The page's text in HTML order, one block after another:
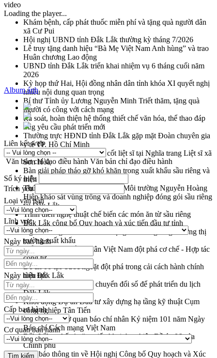
video
Loading the player...
Khám bệnh, cấp phát thuốc miễn phí và tặng quà người dân
xã Cư Pui
Hội nghị UBND tỉnh Đắk Lắk thường kỳ tháng 7/2026
Lễ truy tặng danh hiệu “Bà Mẹ Việt Nam Anh hùng” và trao
Huân chương Lao động
UBND tỉnh Đắk Lắk triển khai nhiệm vụ 6 tháng cuối năm
2026
Kỳ họp thứ Hai, Hội đồng nhân dân tỉnh khóa XI quyết nghị
nhiều nội dung quan trọng
Bí thư Tỉnh ủy Lương Nguyễn Minh Triết thăm, tặng quà
người có công với cách mạng
Rà soát, hoàn thiện hệ thống thiết chế văn hóa, thể thao đáp
ứng yêu cầu phát triển mới
Thường trực HĐND tỉnh Đắk Lắk gặp mặt Đoàn chuyên gia
y tế TP. Hồ Chí Minh
Lễ truy điệu và an táng hài cốt liệt sĩ tại Nghĩa trang Liệt sĩ xã
Sơn Hòa
Bàn giải pháp tháo gỡ khó khăn trong xuất khẩu sầu riêng và
triển khai quy định EUDR
Thứ trưởng Bộ Nông nghiệp và Môi trường Nguyễn Hoàng
Hiệp khảo sát vùng trồng và doanh nghiệp đóng gói sầu riêng
tại Đắk Lắk
Trình diễn nghệ thuật chế biến các món ăn từ sầu riêng
Đắk Lắk công bố Quy hoạch và xúc tiến đầu tư tỉnh
Ngành cá ngừ Đắk Lắk chủ động thích ứng để giữ vững thị
trường xuất khẩu
Diễn đàn Kinh tế tư nhân Việt Nam đột phá cơ chế - Hợp tác
công tư
Đề án 06 tạo bước ngoặt đột phá trong cải cách hành chính
tỉnh Đắk Lắk
Kết nối tour, đẩy mạnh chuyển đổi số để phát triển du lịch
Đắk Lắk
Khởi động Dự án Đầu tư xây dựng hạ tầng kỹ thuật Cụm
công nghiệp Tân Tiến
Gặp mặt các cơ quan báo chí nhân Kỷ niệm 101 năm Ngày
Báo chí Cách mạng Việt Nam
Đắk Lắk sơ kết 4 năm triển khai thực hiện Đề án 06 của
Chính phủ
Họp báo thông tin về Hội nghị Công bố Quy hoạch và Xúc
Album ảnh
Liên kết web
Văn bản chỉ đạo điều hành Văn bản chỉ đạo điều hành
Số ký hiệu
Trích yếu
Loại văn bản
Lĩnh vực
Ngày ban hành
Ngày hiệu lực
Cấp ban hành
Cơ quan ban hành